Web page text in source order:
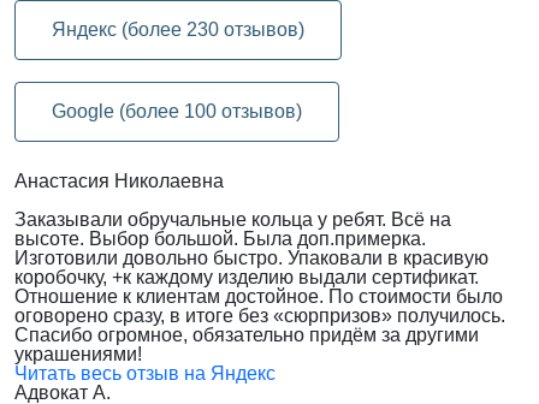
Яндекс (более 230 отзывов)
Google (более 100 отзывов)
Анастасия Николаевна
Заказывали обручальные кольца у ребят. Всё на
высоте. Выбор большой. Была доп.примерка.
Изготовили довольно быстро. Упаковали в красивую
коробочку, +к каждому изделию выдали сертификат.
Отношение к клиентам достойное. По стоимости было
оговорено сразу, в итоге без «сюрпризов» получилось.
Спасибо огромное, обязательно придём за другими
украшениями!
Читать весь отзыв на Яндекс
Адвокат А.